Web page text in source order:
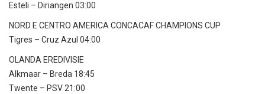
Esteli – Diriangen 03:00
NORD E CENTRO AMERICA CONCACAF CHAMPIONS CUP
Tigres – Cruz Azul 04:00
OLANDA EREDIVISIE
Alkmaar – Breda 18:45
Twente – PSV 21:00